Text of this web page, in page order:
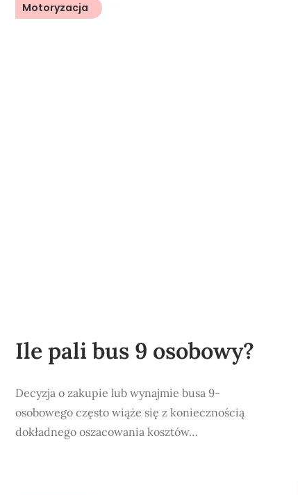
Motoryzacja
Ile pali bus 9 osobowy?
Decyzja o zakupie lub wynajmie busa 9-
osobowego często wiąże się z koniecznością
dokładnego oszacowania kosztów…